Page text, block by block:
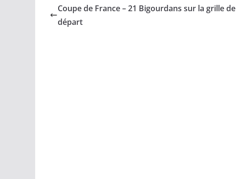
Coupe de France – 21 Bigourdans sur la grille de
départ